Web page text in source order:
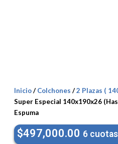
Inicio/Colchones /2 Plazas (
Super Especial 140x190x26
Espuma
$497,000.00 6